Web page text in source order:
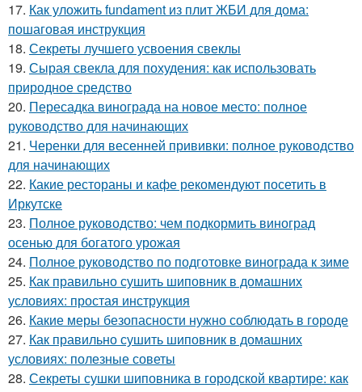
17. Как уложить fundament из плит ЖБИ для дома:
пошаговая инструкция
18. Секреты лучшего усвоения свеклы
19. Сырая свекла для похудения: как использовать
природное средство
20. Пересадка винограда на новое место: полное
руководство для начинающих
21. Черенки для весенней прививки: полное руководство
для начинающих
22. Какие рестораны и кафе рекомендуют посетить в
Иркутске
23. Полное руководство: чем подкормить виноград
осенью для богатого урожая
24. Полное руководство по подготовке винограда к зиме
25. Как правильно сушить шиповник в домашних
условиях: простая инструкция
26. Какие меры безопасности нужно соблюдать в городе
27. Как правильно сушить шиповник в домашних
условиях: полезные советы
28. Секреты сушки шиповника в городской квартире: как